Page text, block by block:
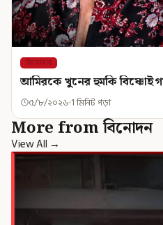
বিনোদন
আমিরকে খুনের হুমকি বিষ্ণোই
৫/৮/২০২৬ 1 মিনিট পড়া
More from বিনোদন
View All →